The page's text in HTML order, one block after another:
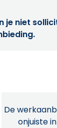
je niet
De
onjuiste